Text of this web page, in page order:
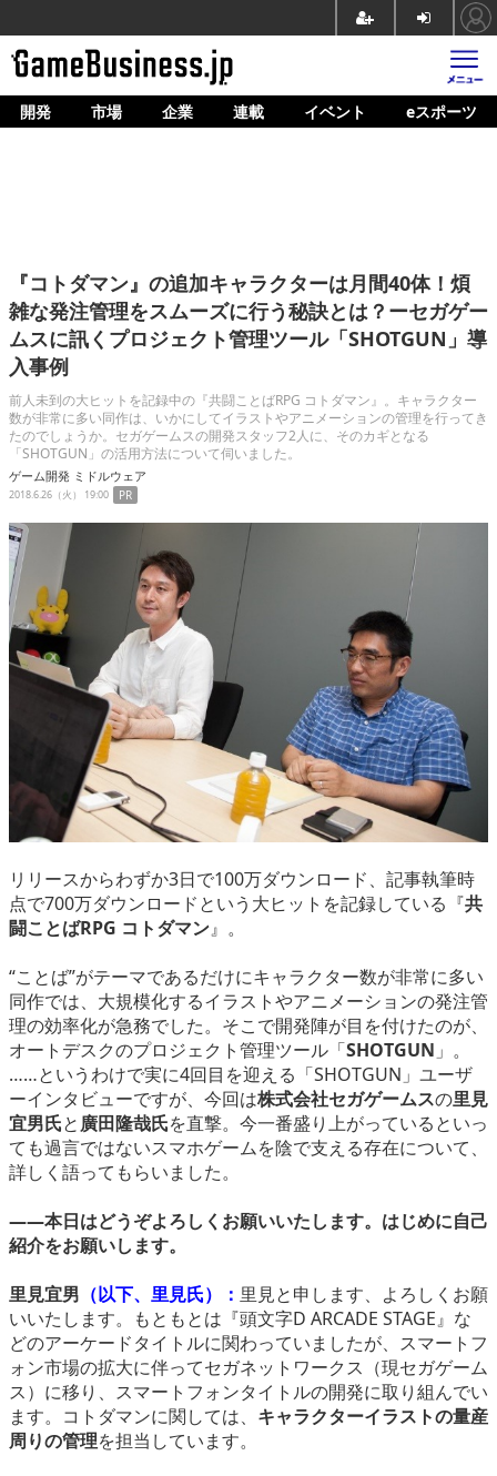
ホーム
企業動向
人材育成
産業政策
連載
イベント/セミナー
eスポーツ
開発 市場 企業 連載 イベント eスポーツ
『コトダマン』の追加キャラクターは月間40体！煩
雑な発注管理をスムーズに行う秘訣とは？ーセガゲー
ムスに訊くプロジェクト管理ツール「SHOTGUN」導
入事例
前人未到の大ヒットを記録中の『共闘ことばRPG コトダマン』。キャラクター
数が非常に多い同作は、いかにしてイラストやアニメーションの管理を行ってき
たのでしょうか。セガゲームスの開発スタッフ2人に、そのカギとなる
「SHOTGUN」の活用方法について伺いました。
ゲーム開発 ミドルウェア
2018.6.26（火） 19:00 PR
リリースからわずか3日で100万ダウンロード、記事執筆時
点で700万ダウンロードという大ヒットを記録している『共
闘ことばRPG コトダマン』。
“ことば”がテーマであるだけにキャラクター数が非常に多い
同作では、大規模化するイラストやアニメーションの発注管
理の効率化が急務でした。そこで開発陣が目を付けたのが、
オートデスクのプロジェクト管理ツール「SHOTGUN 」。
……というわけで実に4回目を迎える「SHOTGUN」ユーザ
ーインタビューですが、今回は株式会社セガゲームスの里見
宜男氏と廣田隆哉氏を直撃。今一番盛り上がっているといっ
ても過言ではないスマホゲームを陰で支える存在について、
詳しく語ってもらいました。
――本日はどうぞよろしくお願いいたします。はじめに自己
紹介をお願いします。
里見宜男 （以下、里見氏）： 里見と申します、よろしくお願
いいたします。もともとは『頭文字D ARCADE STAGE』な
どのアーケードタイトルに関わっていましたが、スマートフ
ォン市場の拡大に伴ってセガネットワークス（現セガゲーム
ス）に移り、スマートフォンタイトルの開発に取り組んでい
ます。コトダマンに関しては、 キャラクターイラストの量産
周りの管理を担当しています。